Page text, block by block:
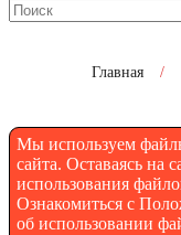
Мы используем
сайта. Оставаясь на
использования
Ознакомиться с
об использовании
Главная /
102-